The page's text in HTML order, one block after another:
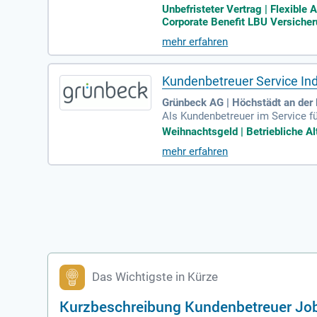
reuen Sie Kunden aus Industrie,
ungskonzepte und führen
hren Aufgaben wie die Analyse
mplexen Haftpflichtfällen.
Unbefristeter Vertrag | Flexible
Corporate Benefit LBU
mehr erfahren
Kundenbetreuer Service
Grünbeck AG | Höchstädt an der
Als Kundenbetreuer im Service
nfragen. Sie kümmern sich um
ränke- und
hnischen Fachabteilungen.
oraussetzung bringen Sie eine
Weihnachtsgeld | Betriebliche
mehr erfahren
Das Wichtigste in Kürze
Kurzbeschreibung Kundenbetreuer